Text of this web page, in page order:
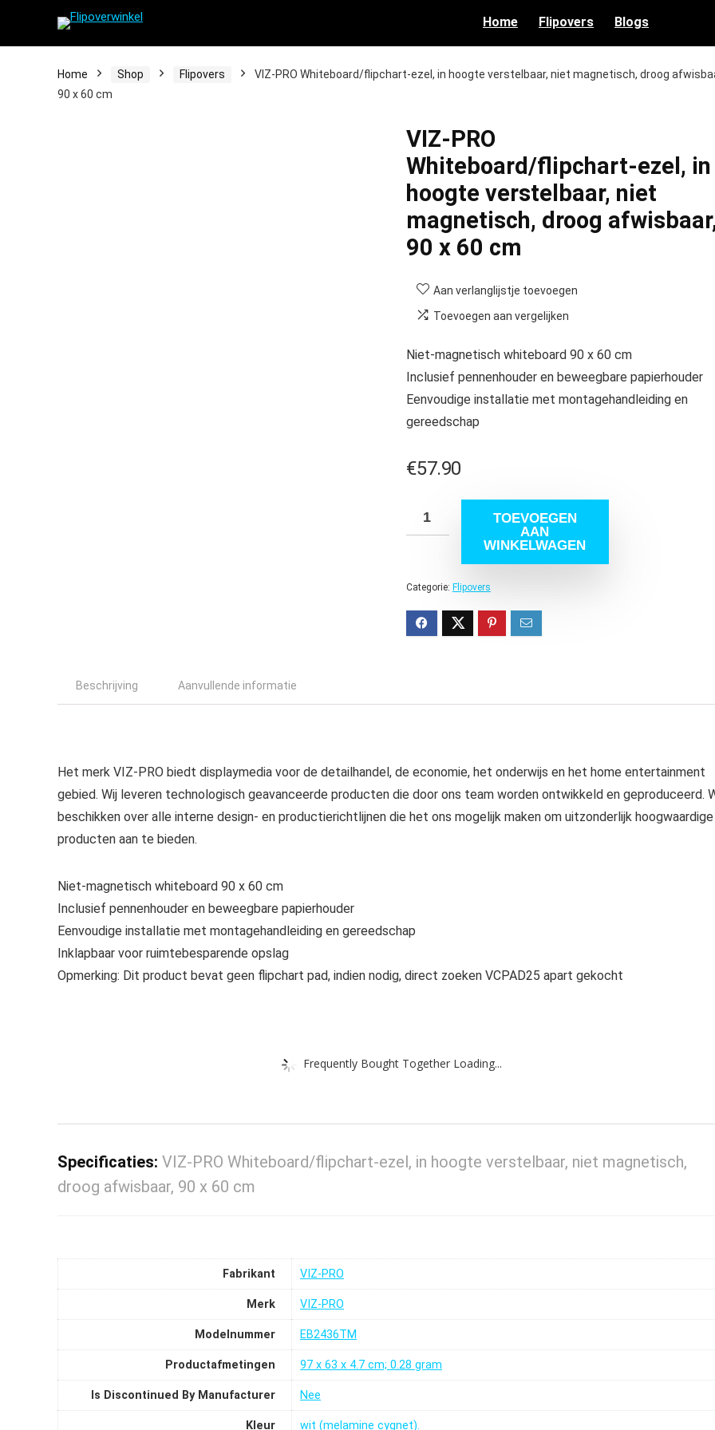
Home Flipovers Blogs
Home Shop Flipovers
VIZ-PRO Whiteboard/flipchart-ezel, in hoogte verstelbaar, niet magnetisch, droog
90 x 60 cm
VIZ-PRO
Whiteboard/flipchart-ezel, in
hoogte verstelbaar, niet
magnetisch, droog
90 x 60 cm
Aan verlanglijstje toevoegen
Toevoegen aan vergelijken
Niet-magnetisch whiteboard 90 x 60 cm
Inclusief pennenhouder en beweegbare papierhouder
Eenvoudige installatie met montagehandleiding en
gereedschap
€57.90
TOEVOEGEN
AAN
WINKELWAGEN
Categorie: Flipovers
Beschrijving Aanvullende informatie
Het merk VIZ-PRO biedt displaymedia voor de detailhandel, de economie, het onderwijs en het home entertainment
gebied. Wij leveren technologisch geavanceerde producten die door ons team worden ontwikkeld en geproduceerd.
beschikken over alle interne design- en productierichtlijnen die het ons mogelijk maken om uitzonderlijk hoogwaardige
producten aan te bieden.
Niet-magnetisch whiteboard 90 x 60 cm
Inclusief pennenhouder en beweegbare papierhouder
Eenvoudige installatie met montagehandleiding en gereedschap
Inklapbaar voor ruimtebesparende opslag
Opmerking: Dit product bevat geen flipchart pad, indien nodig, direct zoeken VCPAD25 apart gekocht
Frequently Bought Together Loading...
Specificaties: VIZ-PRO Whiteboard/flipchart-ezel, in hoogte verstelbaar, niet magnetisch,
droog afwisbaar, 90 x 60 cm
Fabrikant VIZ-PRO
Merk VIZ-PRO
Modelnummer ‎EB2436TM
Productafmetingen ‎97 x 63 x 4.7 cm; 0.28 gram
Is Discontinued By Manufacturer ‎Nee
Kleur ‎wit (melamine cygnet).